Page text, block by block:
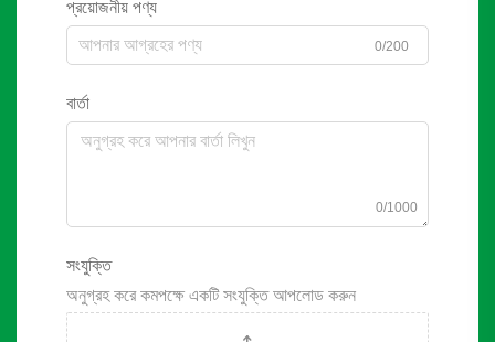
প্রয়োজনীয় পণ্য
0/200
বার্তা
0/1000
সংযুক্তি
অনুগ্রহ করে কমপক্ষে একটি সংযুক্তি আপলোড করুন